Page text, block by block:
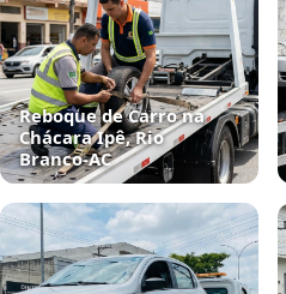
Reboque de Carro na
Chácara Ipê, Rio
Branco‑AC